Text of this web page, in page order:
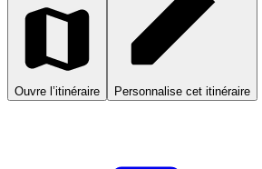
Ouvre l’itinéraire Personnalise cet itinéraire